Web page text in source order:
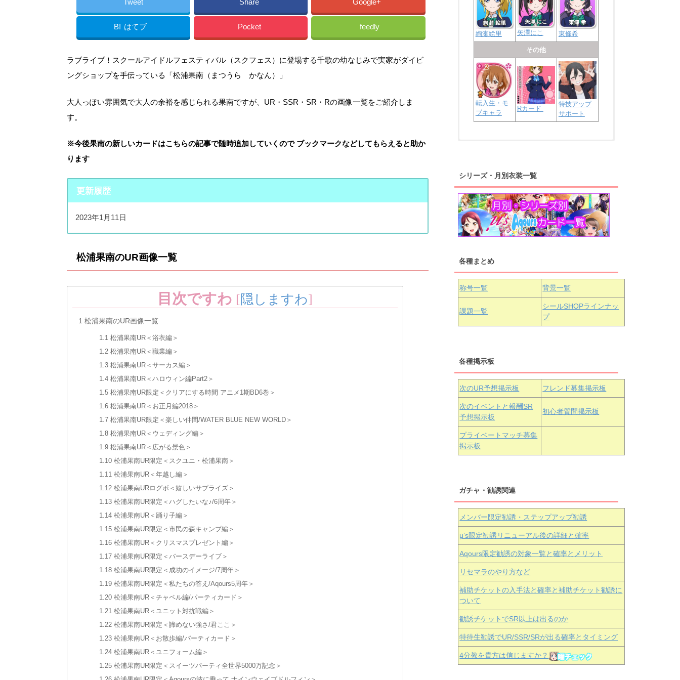
B! はてブ Pocket feedly
ラブライブ！スクールアイドルフェスティバル（スクフェス）に登場する千歌の幼なじみで実家がダイビ
ングショップを手伝っている「松浦果南（まつうら かなん）」
大人っぽい雰囲気で大人の余裕を感じられる果南ですが、UR・SSR・SR・Rの画像一覧をご紹介しま
す。
※今後果南の新しいカードはこちらの記事で随時追加していくので ブックマークなどしてもらえると助か
ります
更新履歴
2023年1月11日
松浦果南のUR画像一覧
目次ですわ [隠しますわ]
1 松浦果南のUR画像一覧
1.1 松浦果南UR＜浴衣編＞
1.2 松浦果南UR＜職業編＞
1.3 松浦果南UR＜サーカス編＞
1.4 松浦果南UR＜ハロウィン編Part2＞
1.5 松浦果南UR限定＜クリアにする時間 アニメ1期BD6巻＞
1.6 松浦果南UR＜お正月編2018＞
1.7 松浦果南UR限定＜楽しい仲間/WATER BLUE NEW WORLD＞
1.8 松浦果南UR＜ウェディング編＞
1.9 松浦果南UR＜広がる景色＞
1.10 松浦果南UR限定＜スクユニ・松浦果南＞
1.11 松浦果南UR＜年越し編＞
1.12 松浦果南URログボ＜嬉しいサプライズ＞
1.13 松浦果南UR限定＜ハグしたいな♪/6周年＞
1.14 松浦果南UR＜踊り子編＞
1.15 松浦果南UR限定＜市民の森キャンプ編＞
1.16 松浦果南UR＜クリスマスプレゼント編＞
1.17 松浦果南UR限定＜バースデーライブ＞
1.18 松浦果南UR限定＜成功のイメージ/7周年＞
1.19 松浦果南UR限定＜私たちの答え/Aqours5周年＞
1.20 松浦果南UR＜チャペル編/パーティカード＞
1.21 松浦果南UR＜ユニット対抗戦編＞
1.22 松浦果南UR限定＜諦めない強さ/君ここ＞
1.23 松浦果南UR＜お散歩編/パーティカード＞
1.24 松浦果南UR＜ユニフォーム編＞
1.25 松浦果南UR限定＜スイーツパーティ全世界5000万記念＞
絢瀬絵里 矢澤にこ 東條希
その他
転入生・モ
ブキャラ
Rカード
特技アップ
サポート
桜内梨子 高海千歌 渡辺曜
浦の星女学院1年生
津島善子 黒澤ルビィ 国木田花丸
浦の星女学院3年生
黒澤ダイヤ
上原歩夢 宮下愛 優木せつ菜
虹ヶ咲学園1年生
中須かすみ 天王寺璃奈 桜坂しずく
近江彼方
エマ・ヴェ
シリーズ・月別衣装一覧
各種まとめ
称号一覧 背景一覧
課題一覧
シールSHOPラインナッ
プ
各種掲示板
次のUR予想掲示板 フレンド募集掲示板
次のイベントと報酬SR
予想掲示板
初心者質問掲示板
プライベートマッチ募集
掲示板
ガチャ・勧誘関連
メンバー限定勧誘・ステップアップ勧誘
μ’s限定勧誘リニューアル後の詳細と確率
Aqours限定勧誘の対象一覧と確率とメリット
リセマラのやり方など
補助チケットの入手法と確率と補助チケット勧誘に
ついて
勧誘チケットでSR以上は出るのか
特待生勧誘でUR/SSR/SRが出る確率とタイミング
4分教を貴方は信じますか？